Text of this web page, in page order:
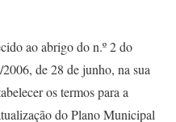
ao abrigo do n.º 2 do
de 28 de junho, na sua
os termos para a
do Plano Municipal